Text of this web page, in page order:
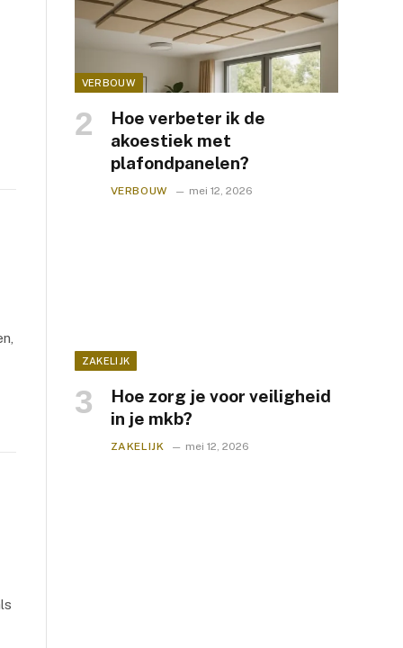
VERBOUW
Hoe verbeter ik de
akoestiek met
plafondpanelen?
VERBOUW mei 12, 2026
ZAKELIJK
Hoe zorg je voor veiligheid
in je mkb?
ZAKELIJK mei 12, 2026